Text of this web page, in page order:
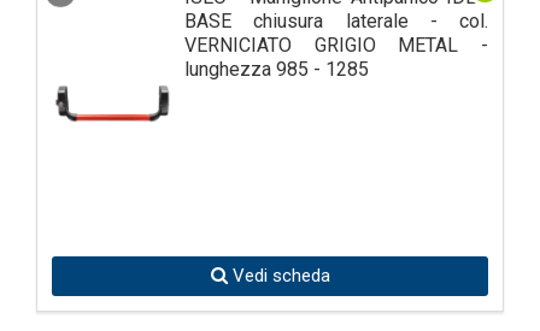
BASE chiusura laterale - col.
VERNICIATO GRIGIO METAL -
lunghezza 985 - 1285
Vedi scheda